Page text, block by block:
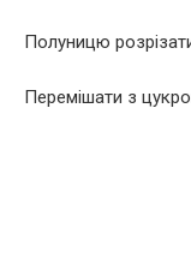
Полуницю
Перемішати з